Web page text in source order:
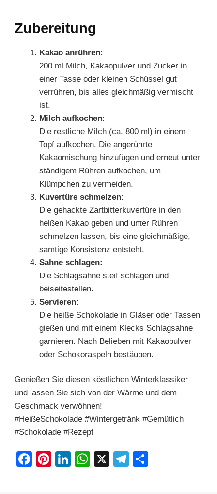
Zubereitung
Kakao anrühren:
200 ml Milch, Kakaopulver und Zucker in
einer Tasse oder kleinen Schüssel gut
verrühren, bis alles gleichmäßig vermischt
ist.
Milch aufkochen:
Die restliche Milch (ca. 800 ml) in einem
Topf aufkochen. Die angerührte
Kakaomischung hinzufügen und erneut unter
ständigem Rühren aufkochen, um
Klümpchen zu vermeiden.
Kuvertüre schmelzen:
Die gehackte Zartbitterkuvertüre in den
heißen Kakao geben und unter Rühren
schmelzen lassen, bis eine gleichmäßige,
samtige Konsistenz entsteht.
Sahne schlagen:
Die Schlagsahne steif schlagen und
beiseitestellen.
Servieren:
Die heiße Schokolade in Gläser oder Tassen
gießen und mit einem Klecks Schlagsahne
garnieren. Nach Belieben mit Kakaopulver
oder Schokoraspeln bestäuben.
Genießen Sie diesen köstlichen Winterklassiker
und lassen Sie sich von der Wärme und dem
Geschmack verwöhnen!
#HeißeSchokolade #Wintergetränk #Gemütlich
#Schokolade #Rezept
F
Pi Li
W X
T